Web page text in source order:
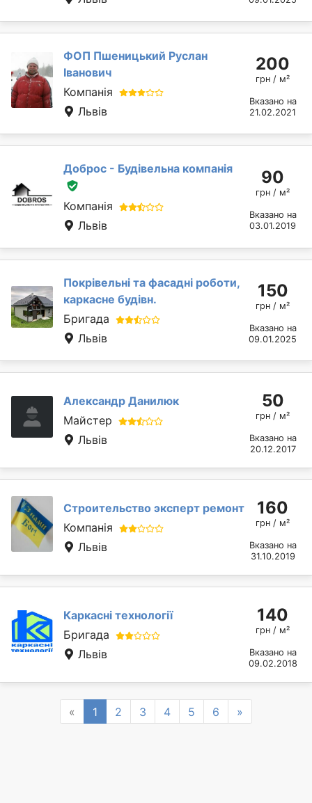
ФОП Пшеницький Руслан
Іванович
Компанія
Львів
200
грн / м²
Вказано на
21.02.2021
Доброс - Будівельна компанія
Компанія
Львів
90
грн / м²
Вказано на
03.01.2019
Покрівельні та фасадні роботи,
каркасне будівн.
Бригада
Львів
150
грн / м²
Вказано на
09.01.2025
Александр Данилюк
Майстер
Львів
50
грн / м²
Вказано на
20.12.2017
Строительство эксперт ремонт
Компанія
Львів
160
грн / м²
Вказано на
31.10.2019
Каркасні технології
Бригада
Львів
140
грн / м²
Вказано на
09.02.2018
« Previous
1 2 3 4 5 6 »